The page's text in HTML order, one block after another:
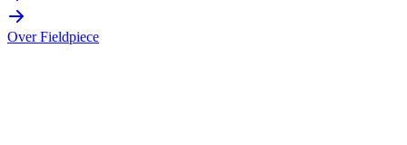
Over Fieldpiece